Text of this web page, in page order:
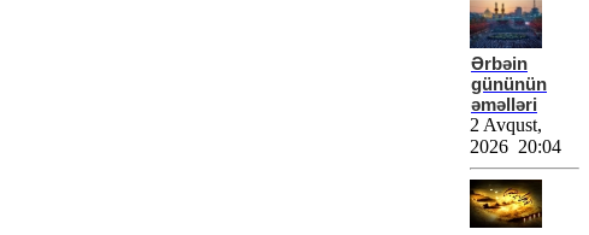
Ərbəin
gününün
əməlləri
2 Avqust,
2026 20:04